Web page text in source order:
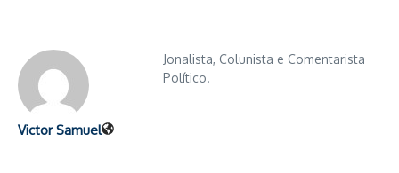
Victor Samuel
Jonalista, Colunista e Comentarista
Político.